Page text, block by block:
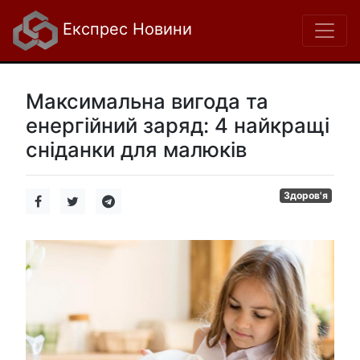
Експрес Новини
Максимальна вигода та
енергійний заряд: 4 найкращі
сніданки для малюків
Здоров'я